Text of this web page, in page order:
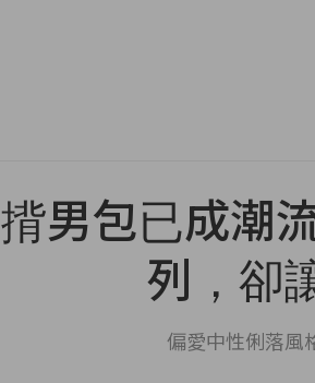
揹男包已成潮
列，卻
偏愛中性俐落風